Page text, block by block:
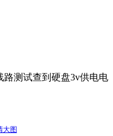
路测试查到硬盘3v供电电
大图